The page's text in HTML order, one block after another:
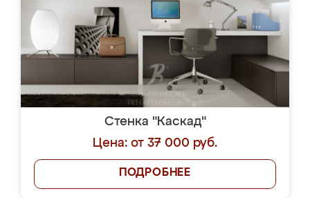
Стенка "Каскад"
Цена: от 37 000 руб.
ПОДРОБНЕЕ